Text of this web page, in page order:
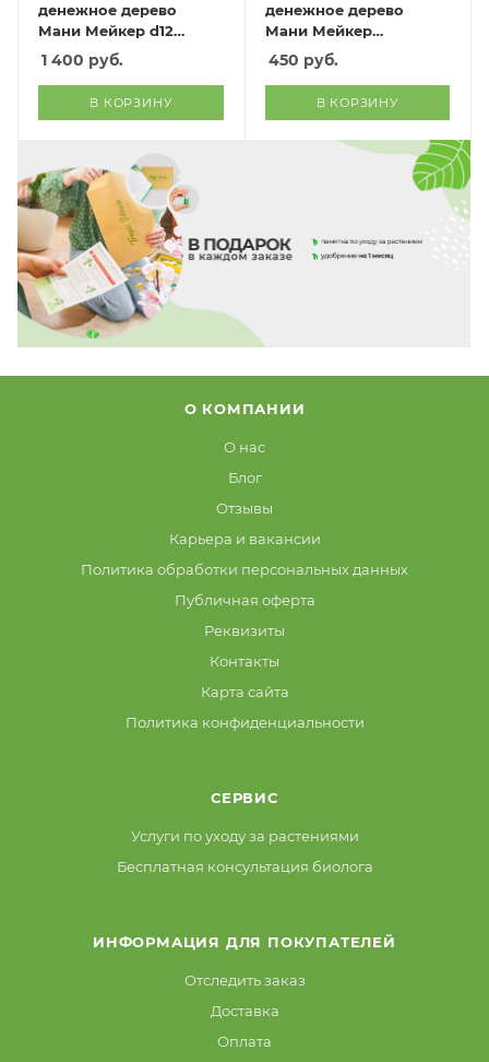
денежное дерево
Мани Мейкер d12
см h15 см
1 400 руб.
В КОРЗИНУ
денежное дерево
Мани Мейкер
вариегатная d5.5
см h10 см
450 руб.
В КОРЗИНУ
О КОМПАНИИ
О нас
Блог
Отзывы
Карьера и вакансии
Политика обработки персональных данных
Публичная оферта
Реквизиты
Контакты
Карта сайта
Политика конфиденциальности
СЕРВИС
Услуги по уходу за растениями
Бесплатная консультация биолога
ИНФОРМАЦИЯ ДЛЯ ПОКУПАТЕЛЕЙ
Отследить заказ
Доставка
Оплата